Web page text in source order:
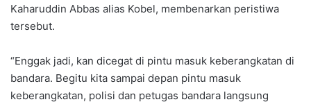
Kaharuddin Abbas alias Kobel, membenarkan peristiwa
tersebut.
“Enggak jadi, kan dicegat di pintu masuk keberangkatan di
bandara. Begitu kita sampai depan pintu masuk
keberangkatan, polisi dan petugas bandara langsung